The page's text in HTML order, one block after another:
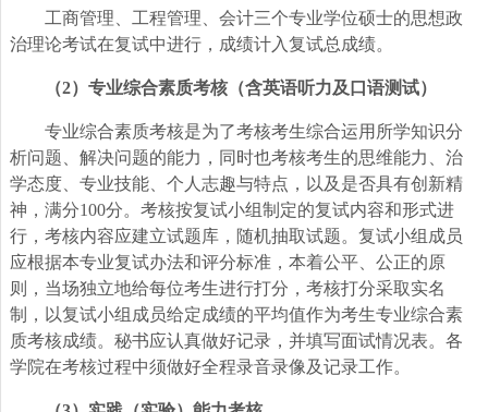
工商管理、工程管理、会计三个专业学位硕士的思想政
治理论考试在复试中进行，成绩计入复试总成绩。
（2）专业综合素质考核（含英语听力及口语测试）
专业综合素质考核是为了考核考生综合运用所学知识分
析问题、解决问题的能力，同时也考核考生的思维能力、治
学态度、专业技能、个人志趣与特点，以及是否具有创新精
神，满分100分。考核按复试小组制定的复试内容和形式进
行，考核内容应建立试题库，随机抽取试题。复试小组成员
应根据本专业复试办法和评分标准，本着公平、公正的原
则，当场独立地给每位考生进行打分，考核打分采取实名
制，以复试小组成员给定成绩的平均值作为考生专业综合素
质考核成绩。秘书应认真做好记录，并填写面试情况表。各
学院在考核过程中须做好全程录音录像及记录工作。